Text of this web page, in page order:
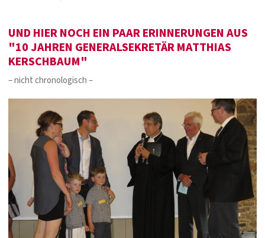
UND HIER NOCH EIN PAAR ERINNERUNGEN AUS
"10 JAHREN GENERALSEKRETÄR MATTHIAS
KERSCHBAUM"
– nicht chronologisch –